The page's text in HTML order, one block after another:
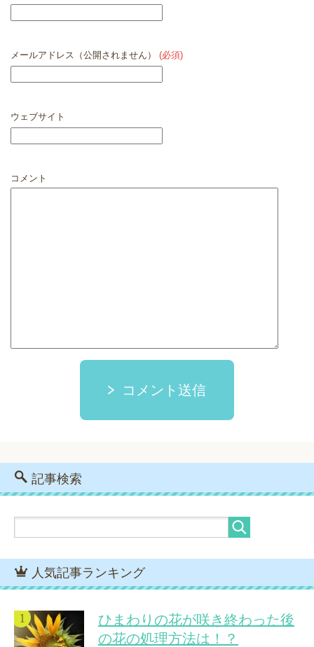
メールアドレス（公開されません） (必須)
ウェブサイト
コメント
コメント送信
記事検索
人気記事ランキング
ひまわりの花が咲き終わった後
の花の処理方法は！？